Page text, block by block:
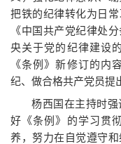
把铁的纪律转化为日
《中国共产党纪律处
央关于党的纪律建设
《条例》新修订的内
纪、做合格共产党员提
杨西国在主持时
好《条例》的学习贯
养，努力在自觉遵守